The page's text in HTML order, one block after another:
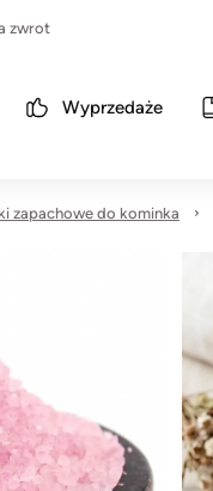
zwrot
Wyprzedaże
zapachowe do kominka